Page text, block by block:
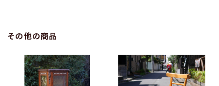
その他の商品